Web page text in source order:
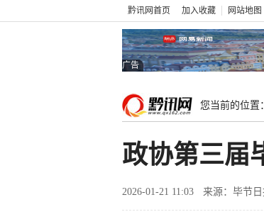
黔讯网首页 加入收藏 网站地图
广告
您当前的位置：
政协第三届
2026-01-21 11:03 来源：毕节